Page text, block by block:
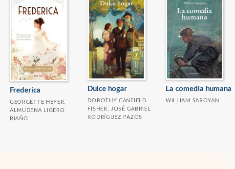
Frederica
GEORGETTE HEYER,
ALMUDENA LIGERO
RIAÑO
Dulce hogar
DOROTHY CANFIELD
FISHER, JOSÉ GABRIEL
RODRÍGUEZ PAZOS
La comedia humana
WILLIAM SAROYAN